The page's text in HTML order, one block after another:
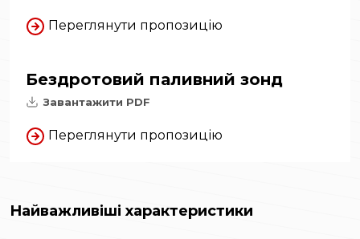
Переглянути пропозицію
Бездротовий паливний зонд
Завантажити PDF
Переглянути пропозицію
Найважливіші характеристики